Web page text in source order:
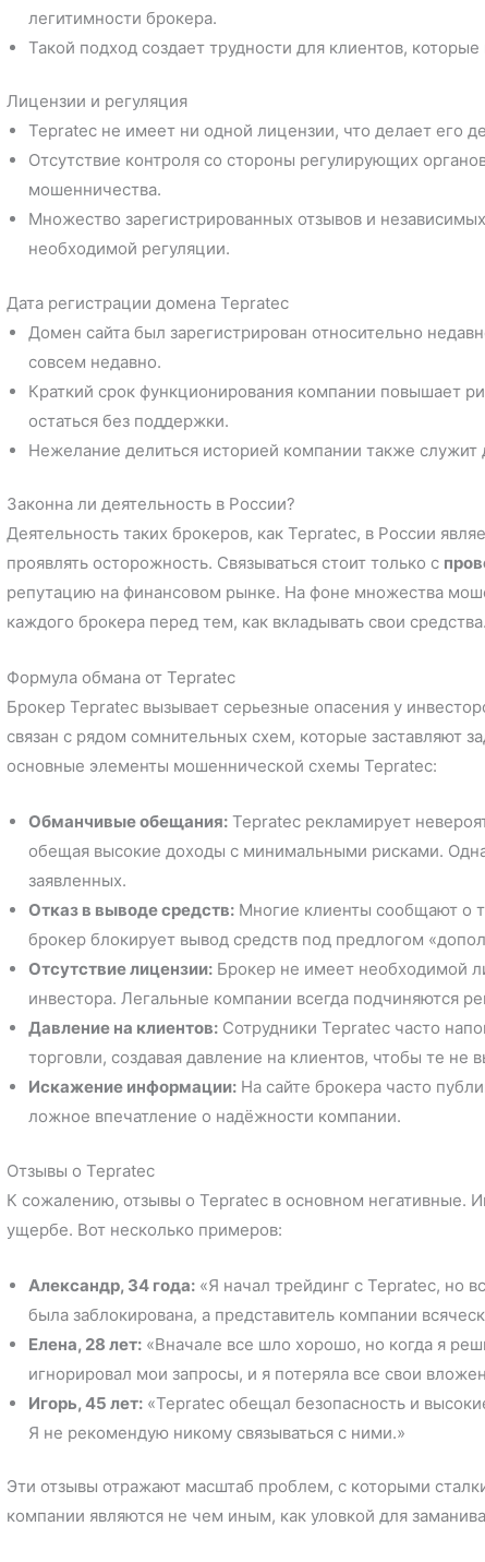
легитимности брокера.
Такой подход создает трудности для клиентов,
Лицензии и регуляция
Tepratec не имеет ни одной лицензии, что делает его
Отсутствие контроля со стороны регулирующих
мошенничества.
Множество зарегистрированных отзывов и
необходимой регуляции.
Дата регистрации домена Tepratec
Домен сайта был зарегистрирован относительно
совсем недавно.
Краткий срок функционирования компании повышает
остаться без поддержки.
Нежелание делиться историей компании также
Законна ли деятельность в России?
Деятельность таких брокеров, как Tepratec, в России
проявлять осторожность. Связываться стоит только с
репутацию на финансовом рынке. На фоне множества
каждого брокера перед тем, как вкладывать свои средства.
Формула обмана от Tepratec
Брокер Tepratec вызывает серьезные опасения у
связан с рядом сомнительных схем, которые заставляют
основные элементы мошеннической схемы Tepratec:
Обманчивые обещания: Tepratec рекламирует
обещая высокие доходы с минимальными рисками.
заявленных.
Отказ в выводе средств: Многие клиенты сообщают о
брокер блокирует вывод средств под предлогом
Отсутствие лицензии: Брокер не имеет необходимой
инвестора. Легальные компании всегда подчиняются
Давление на клиентов: Сотрудники Tepratec часто
торговли, создавая давление на клиентов, чтобы те не
Искажение информации: На сайте брокера часто
ложное впечатление о надёжности компании.
Отзывы о Tepratec
К сожалению, отзывы о Tepratec в основном негативные.
ущербе. Вот несколько примеров:
Александр, 34 года: «Я начал трейдинг с Tepratec, но
была заблокирована, а представитель компании
Елена, 28 лет: «Вначале все шло хорошо, но когда я
игнорировал мои запросы, и я потеряла все свои
Игорь, 45 лет: «Tepratec обещал безопасность и
Я не рекомендую никому связываться с ними.»
Эти отзывы отражают масштаб проблем, с которыми
компании являются не чем иным, как уловкой для